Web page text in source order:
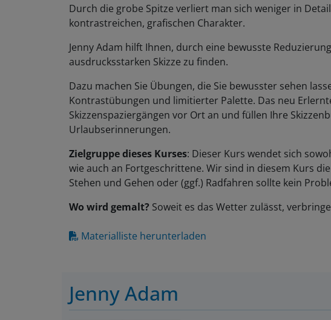
Durch die grobe Spitze verliert man sich weniger in
kontrastreichen, grafischen Charakter.
Jenny Adam hilft Ihnen, durch eine bewusste
ausdrucksstarken Skizze zu finden.
Dazu machen Sie Übungen, die Sie bewusster sehen
Kontrastübungen und limitierter Palette. Das neu
Skizzenspaziergängen vor Ort an und füllen Ihre
Urlaubserinnerungen.
Zielgruppe dieses Kurses: Dieser Kurs wendet sich
wie auch an Fortgeschrittene. Wir sind in diesem Kurs
Stehen und Gehen oder (ggf.) Radfahren sollte kein
Wo wird gemalt? Soweit es das Wetter zulässt,
Materialliste herunterladen
Jenny Adam